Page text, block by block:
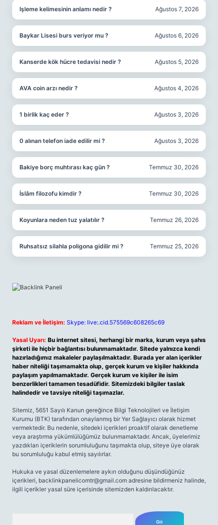
Işleme kelimesinin anlamı nedir ? Ağustos 7, 2026
Baykar Lisesi burs veriyor mu ? Ağustos 6, 2026
Kanserde kök hücre tedavisi nedir ? Ağustos 5, 2026
AVA coin arzı nedir ? Ağustos 4, 2026
1 birlik kaç eder ? Ağustos 3, 2026
0 alınan telefon iade edilir mi ? Ağustos 3, 2026
Bakiye borç muhtırası kaç gün ? Temmuz 30, 2026
İslâm filozofu kimdir ? Temmuz 30, 2026
Koyunlara neden tuz yalatılır ? Temmuz 26, 2026
Ruhsatsız silahla poligona gidilir mi ? Temmuz 25, 2026
Reklam ve İletişim: Skype: live:.cid.575569c608265c69
Yasal Uyarı: Bu internet sitesi, herhangi bir marka, kurum veya şahıs
şirketi ile hiçbir bağlantısı bulunmamaktadır. Sitede yalnızca kendi
hazırladığımız makaleler paylaşılmaktadır. Burada yer alan içerikler
haber niteliği taşımamakta olup, gerçek kurum ve kişiler hakkında
paylaşım yapılmamaktadır. Gerçek kurum ve kişiler ile isim
benzerlikleri tamamen tesadüfidir. Sitemizdeki bilgiler taslak
halindedir ve tavsiye niteliği taşımazlar.
Sitemiz, 5651 Sayılı Kanun gereğince Bilgi Teknolojileri ve İletişim
Kurumu (BTK) tarafından onaylanmış bir Yer Sağlayıcı olarak hizmet
vermektedir. Bu nedenle, sitedeki içerikleri proaktif olarak denetleme
veya araştırma yükümlülüğümüz bulunmamaktadır. Ancak, üyelerimiz
yazdıkları içeriklerin sorumluluğunu taşımakta olup, siteye üye olarak
bu sorumluluğu kabul etmiş sayılırlar.
Hukuka ve yasal düzenlemelere aykırı olduğunu düşündüğünüz
içerikleri, backlinkpanelicomtr@gmail.com adresine bildirmeniz halinde,
ilgili içerikler yasal süre içerisinde sitemizden kaldırılacaktır.